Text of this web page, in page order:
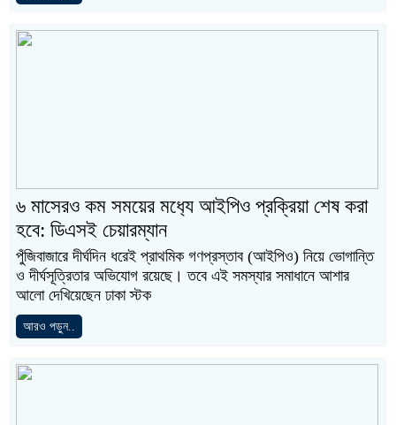
৬ মাসেরও কম সময়ের মধ‍্যে আইপিও প্রক্রিয়া শেষ করা
হবে: ডিএসই চেয়ারম্যান
পুঁজিবাজারে দীর্ঘদিন ধরেই প্রাথমিক গণপ্রস্তাব (আইপিও) নিয়ে ভোগান্তি
ও দীর্ঘসূত্রিতার অভিযোগ রয়েছে। তবে এই সমস্যার সমাধানে আশার
আলো দেখিয়েছেন ঢাকা স্টক
আরও পড়ুন..